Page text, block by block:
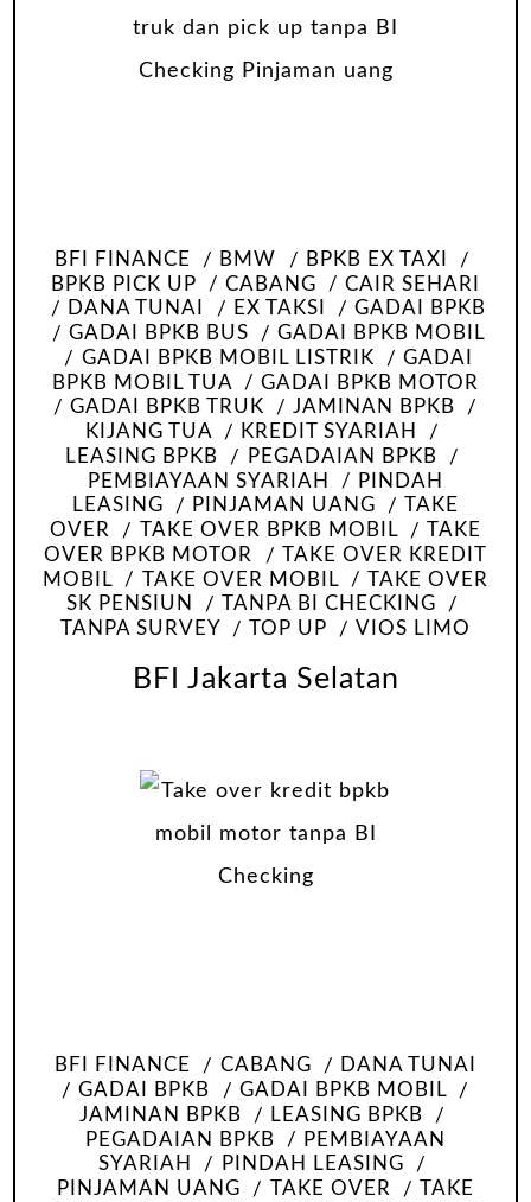
BFI FINANCE BMW
BPKB EX TAXI
BPKB PICK UP
CABANG
CAIR SEHARI
DANA TUNAI
EX TAKSI
GADAI BPKB
GADAI BPKB BUS
GADAI BPKB MOBIL
GADAI BPKB MOBIL LISTRIK
GADAI
BPKB MOBIL TUA
GADAI BPKB MOTOR
GADAI BPKB TRUK
JAMINAN BPKB
KIJANG TUA
KREDIT SYARIAH
LEASING BPKB
PEGADAIAN BPKB
PEMBIAYAAN SYARIAH
PINDAH
LEASING
PINJAMAN UANG
TAKE
OVER
TAKE OVER BPKB MOBIL
TAKE
OVER BPKB MOTOR
TAKE OVER KREDIT
MOBIL
TAKE OVER MOBIL
TAKE OVER
SK PENSIUN
TANPA BI CHECKING
TANPA SURVEY
TOP UP VIOS LIMO
BFI Jakarta Selatan
BFI FINANCE CABANG
DANA TUNAI
GADAI BPKB
GADAI BPKB MOBIL
JAMINAN BPKB
LEASING BPKB
PEGADAIAN BPKB
PEMBIAYAAN
SYARIAH
PINDAH LEASING
PINJAMAN UANG
TAKE OVER
TAKE